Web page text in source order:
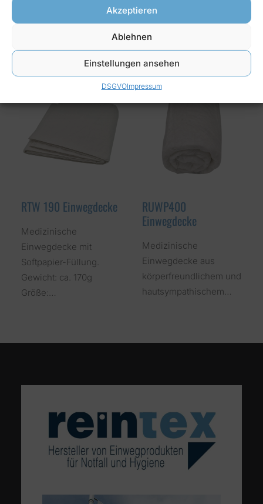
Akzeptieren
Ablehnen
Einstellungen ansehen
DSGVOImpressum
Gewicht: ca. 340g
Größe:…
RTW 190 Einwegdecke
Medizinische
Einwegdecke mit
Softpapier-Füllung.
Gewicht: ca. 170g
Größe:…
RUWP400
Einwegdecke
Medizinische
Einwegdecke aus
körperfreundlichem und
hautsympathischem…